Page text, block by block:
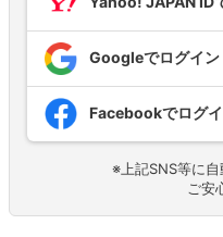
Googleでログイン
Facebookでログ
※上記SNS等に
ご安